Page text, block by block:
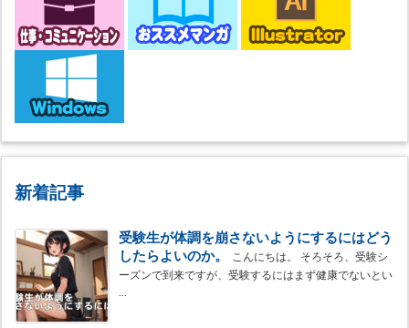
新着記事
受験生が体調を崩さないようにするにはどう
したらよいのか。
こんにちは。 そろそろ、受験シ
ーズンで到来ですが、受験するにはまず健康でないとい
...